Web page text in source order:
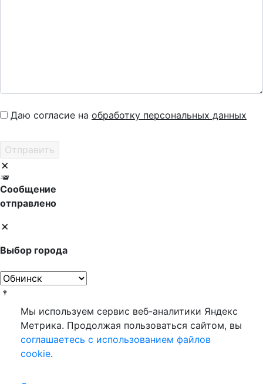
Даю согласие на обработку персональных данных
Сообщение
отправлено
Выбор города
Мы используем сервис веб-аналитики Яндекс
Метрика. Продолжая пользоваться сайтом, вы
соглашаетесь с использованием файлов
cookie.